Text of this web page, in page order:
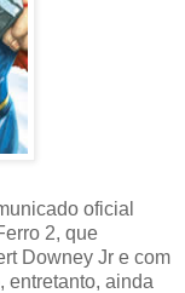
oficial
2, que
Downey Jr e com
entretanto, ainda